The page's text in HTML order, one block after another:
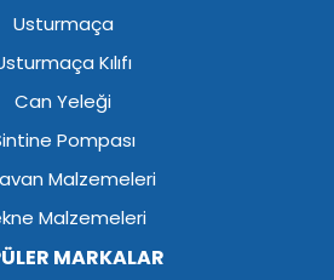
Usturmaça
Kılıfı
Can Yeleği
Pompası
Malzemeleri
Malzemeleri
MARKALAR